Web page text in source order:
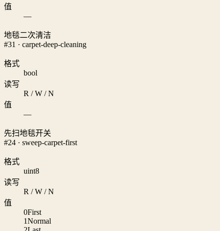
值
—
地毯二次清洁
#31 · carpet-deep-cleaning
格式
bool
读写
R / W / N
值
—
先扫地毯开关
#24 · sweep-carpet-first
格式
uint8
读写
R / W / N
值
0First
1Normal